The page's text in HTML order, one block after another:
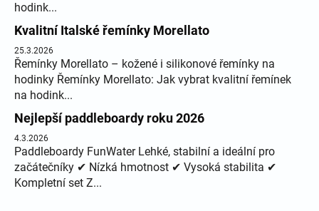
hodink...
Kvalitní Italské řemínky Morellato
25.3.2026
Řemínky Morellato – kožené i silikonové řemínky na
hodinky Řemínky Morellato: Jak vybrat kvalitní řemínek
na hodink...
Nejlepší paddleboardy roku 2026
4.3.2026
Paddleboardy FunWater Lehké, stabilní a ideální pro
začátečníky ✔ Nízká hmotnost ✔ Vysoká stabilita ✔
Kompletní set Z...